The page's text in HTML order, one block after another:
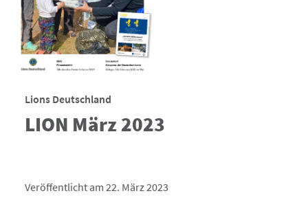
Lions Deutschland
LION März 2023
Veröffentlicht am 22. März 2023